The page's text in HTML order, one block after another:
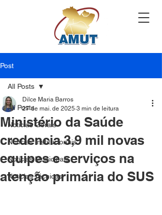
Post
All Posts
Notícias Gerais
Notícias Institucionais
Notícias Municipais
Notícias Técnicas
All Posts
Ministério da Saúde
credencia 3,9 mil novas
equipes e serviços na
atenção primária do SUS
Dilce Maria Barros
27 de mai. de 2025 3 min de leitura